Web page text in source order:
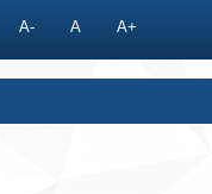
A- A A+